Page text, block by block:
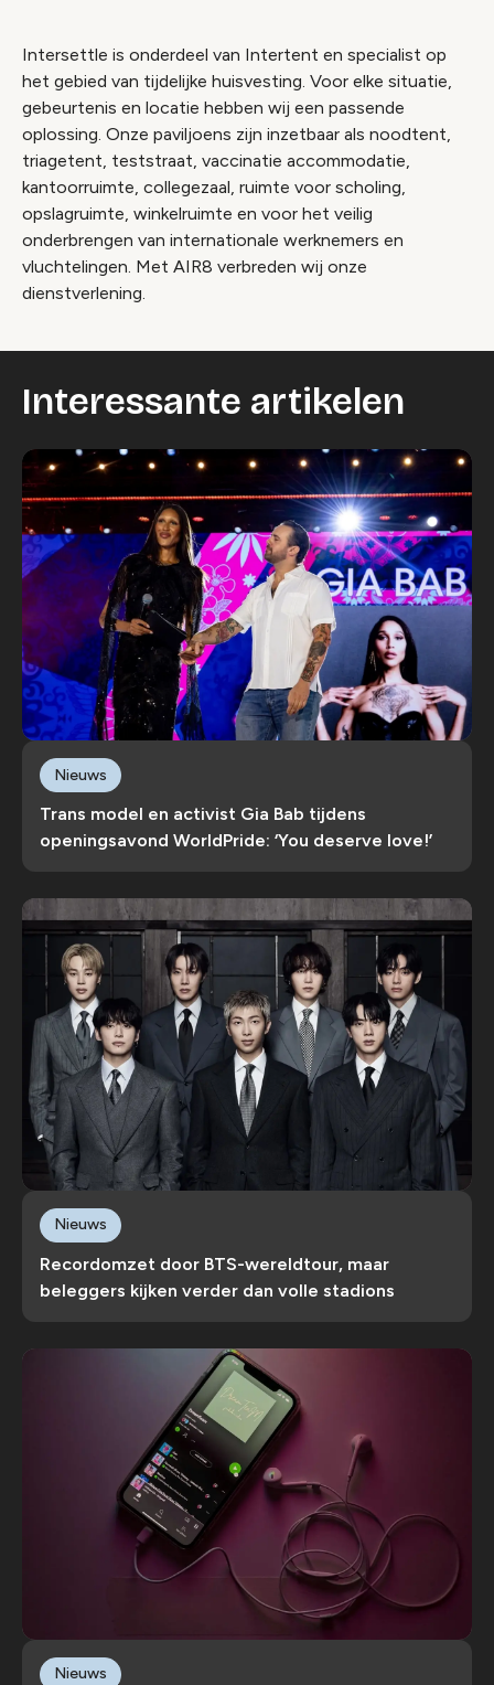
Intersettle is onderdeel van Intertent en specialist op
het gebied van tijdelijke huisvesting. Voor elke situatie,
gebeurtenis en locatie hebben wij een passende
oplossing. Onze paviljoens zijn inzetbaar als noodtent,
triagetent, teststraat, vaccinatie accommodatie,
kantoorruimte, collegezaal, ruimte voor scholing,
opslagruimte, winkelruimte en voor het veilig
onderbrengen van internationale werknemers en
vluchtelingen. Met AIR8 verbreden wij onze
dienstverlening.
Interessante artikelen
Trans model en activist Gia Bab tijdens
openingsavond WorldPride: ‘You deserve love!’
Nieuws
Recordomzet door BTS-wereldtour, maar
beleggers kijken verder dan volle stadions
Nieuws
Nieuws